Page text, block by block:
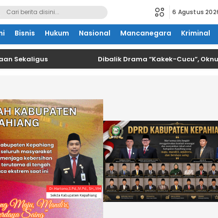
6 Agustus
Bisnis Hukum Nasional Mancanegara Kriminal
Dibalik Drama “Kakek-Cucu”, Oknum